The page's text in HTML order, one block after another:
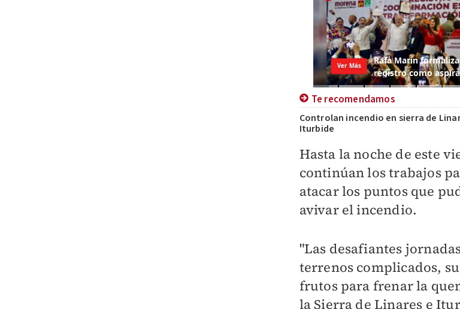
Te recomendamos
Controlan incendio en sierra de
Iturbide
Hasta la noche de este
continúan los trabajos
atacar los puntos que
avivar el incendio.
"Las desafiantes
terrenos complicados,
frutos para frenar la
la Sierra de Linares e